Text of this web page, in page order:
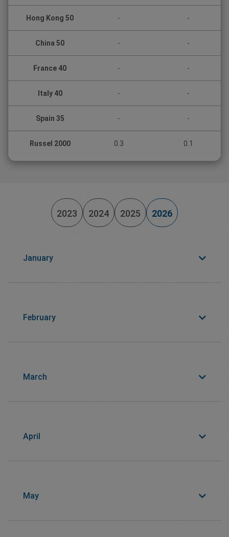
Hong Kong 50 - -
China 50 - -
France 40 - -
Italy 40 - -
Spain 35 - -
Russel 2000 0.3 0.1
2023 2024 2025 2026
January
February
March
April
May